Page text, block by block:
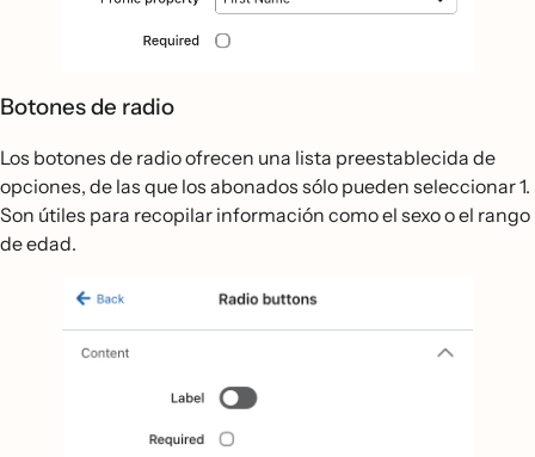
Botones de radio
Los botones de radio ofrecen una lista preestablecida de
opciones, de las que los abonados sólo pueden seleccionar 1.
Son útiles para recopilar información como el sexo o el rango
de edad.